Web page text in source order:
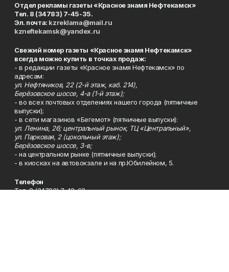
Отдел рекламы газеты «Красное знамя Нефтекамск»
Тел. 8 (34783) 7-45-35.
Эл. почта: kzreklama@mail.ru
kzneftekamsk@yandex.ru
Свежий номер газеты «Красное знамя Нефтекамск»
всегда можно купить в точках продаж:
- в редакции газеты «Красное знамя Нефтекамск» по
адресам:
ул. Нефтяников, 22 (2-й этаж, каб. 214),
Берёзовское шоссе, 4-а (1-й этаж);
- во всех почтовых отделениях нашего города (пятничные
выпуски);
- в сети магазинов «Бегемот» (пятничные выпуски):
ул. Ленина, 26; центральный рынок, ТЦ «Центральный»,
ул. Парковая, 2 (цокольный этаж);
Берёзовское шоссе, 3-в;
- на центральном рынке (пятничные выпуски);
- в киосках на автовокзале и на пр.Юбилейном, 5.
Телефон
Тел. 8 (34783) 7-42-62.